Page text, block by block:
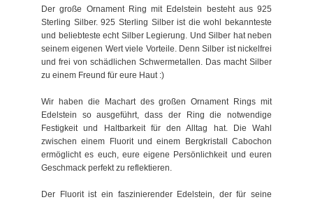
Der große Ornament Ring mit Edelstein besteht aus 925
Sterling Silber. 925 Sterling Silber ist die wohl bekannteste
und beliebteste echt Silber Legierung. Und Silber hat neben
seinem eigenen Wert viele Vorteile. Denn Silber ist nickelfrei
und frei von schädlichen Schwermetallen. Das macht Silber
zu einem Freund für eure Haut :)
Wir haben die Machart des großen Ornament Rings mit
Edelstein so ausgeführt, dass der Ring die notwendige
Festigkeit und Haltbarkeit für den Alltag hat. Die Wahl
zwischen einem Fluorit und einem Bergkristall Cabochon
ermöglicht es euch, eure eigene Persönlichkeit und euren
Geschmack perfekt zu reflektieren.
Der Fluorit ist ein faszinierender Edelstein, der für seine